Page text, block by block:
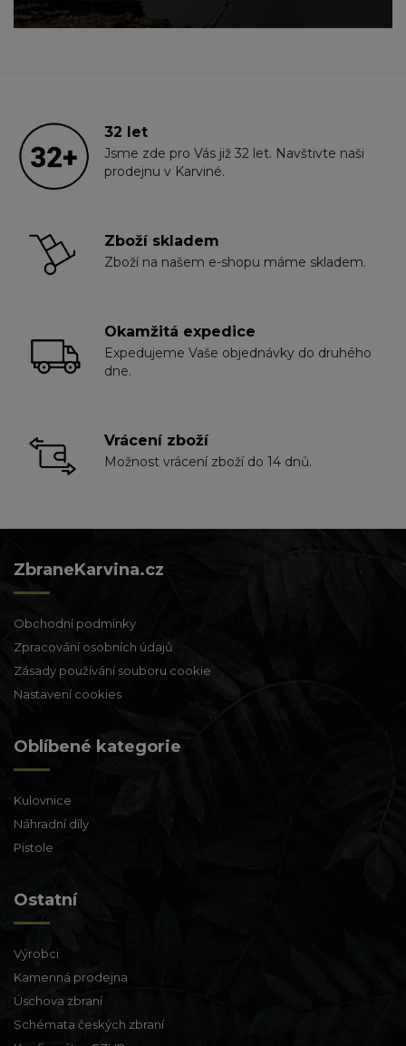
32 let
Jsme zde pro Vás již 32 let. Navštivte naši
prodejnu v Karviné.
Zboží skladem
Zboží na našem e-shopu máme skladem.
Okamžitá expedice
Expedujeme Vaše objednávky do druhého
dne.
Vrácení zboží
Možnost vrácení zboží do 14 dnů.
ZbraneKarvina.cz
Obchodní podmínky
Zpracování osobních údajů
Zásady používání souboru cookie
Nastavení cookies
Oblíbené kategorie
Kulovnice
Náhradní díly
Pistole
Ostatní
Výrobci
Kamenná prodejna
Úschova zbraní
Schémata českých zbraní